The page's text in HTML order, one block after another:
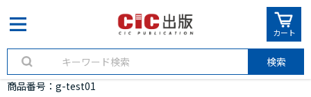
カート
検索
商品番号
g-test01